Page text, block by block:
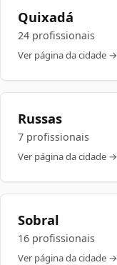
Quixadá
24 profissionais
Ver página da cidade →
Russas
7 profissionais
Ver página da cidade →
Sobral
16 profissionais
Ver página da cidade →